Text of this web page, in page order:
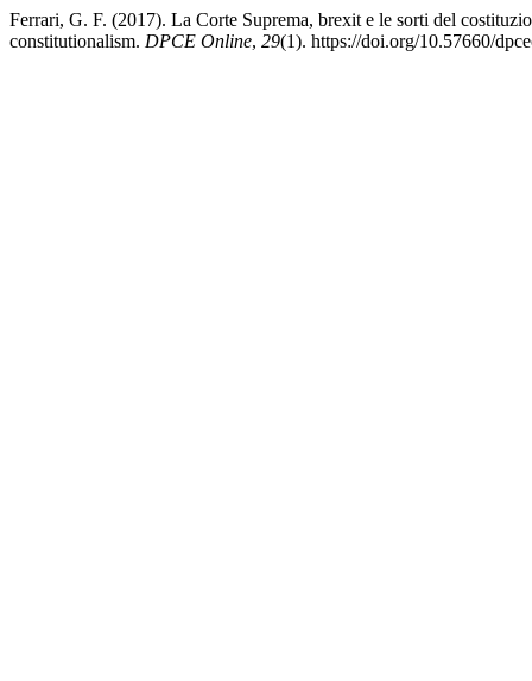
Ferrari, G. F. (2017). La Corte Suprema, brexit e le sorti del
constitutionalism. DPCE Online, 29(1). https://doi.org/10.57660/